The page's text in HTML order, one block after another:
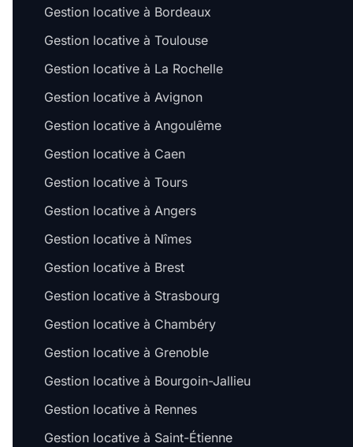
Gestion locative à Bordeaux
Gestion locative à Toulouse
Gestion locative à La Rochelle
Gestion locative à Avignon
Gestion locative à Angoulême
Gestion locative à Caen
Gestion locative à Tours
Gestion locative à Angers
Gestion locative à Nîmes
Gestion locative à Brest
Gestion locative à Strasbourg
Gestion locative à Chambéry
Gestion locative à Grenoble
Gestion locative à Bourgoin-Jallieu
Gestion locative à Rennes
Gestion locative à Saint-Étienne